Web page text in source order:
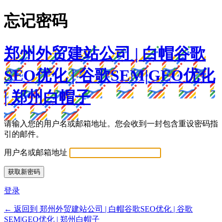
忘记密码
郑州外贸建站公司 | 白帽谷歌
SEO优化 | 谷歌SEM|GEO优化
| 郑州白帽子
请输入您的用户名或邮箱地址。您会收到一封包含重设密码指
引的邮件。
用户名或邮箱地址
登录
← 返回到 郑州外贸建站公司 | 白帽谷歌SEO优化 | 谷歌
SEM|GEO优化 | 郑州白帽子